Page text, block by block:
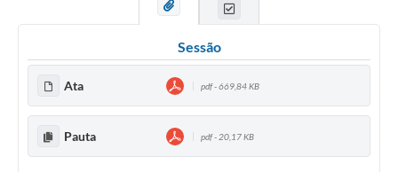
Sessão
Ata pdf - 669,84 KB
Pauta pdf - 20,17 KB